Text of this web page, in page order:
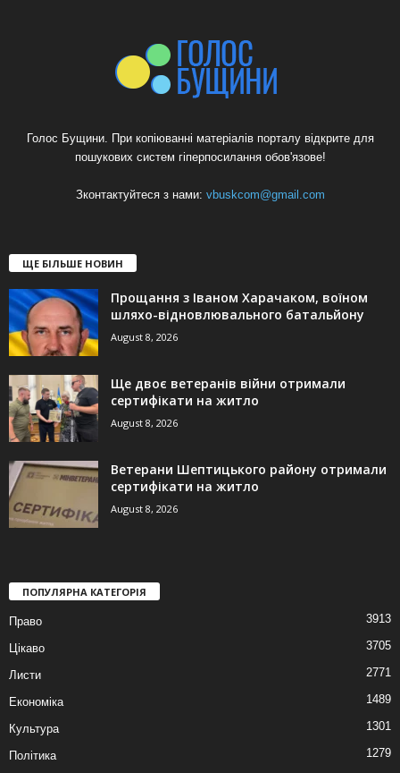
Голос Бущини. При копіюванні матеріалів порталу відкрите для
пошукових систем гіперпосилання обов'язове!
Зконтактуйтеся з нами: vbuskcom@gmail.com
ЩЕ БІЛЬШЕ НОВИН
Прощання з Іваном Харачаком, воїном
шляхо-відновлювального батальйону
August 8, 2026
Ще двоє ветеранів війни отримали
сертифікати на житло
August 8, 2026
Ветерани Шептицького району отримали
сертифікати на житло
August 8, 2026
ПОПУЛЯРНА КАТЕГОРІЯ
Право 3913
Цікаво 3705
Листи 2771
Економіка 1489
Культура 1301
Політика 1279